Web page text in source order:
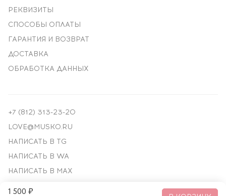
1 500 ₽
РЕКВИЗИТЫ
СПОСОБЫ ОПЛАТЫ
ГАРАНТИЯ И ВОЗВРАТ
ДОСТАВКА
ОБРАБОТКА ДАННЫХ
© ПРЕМИАЛЬНЫЙ ДЕКОР, 2018—
+7 (812) 313-23-20
LOVE@MUSKO.RU
НАПИСАТЬ В TG
НАПИСАТЬ В WA
НАПИСАТЬ В MAX